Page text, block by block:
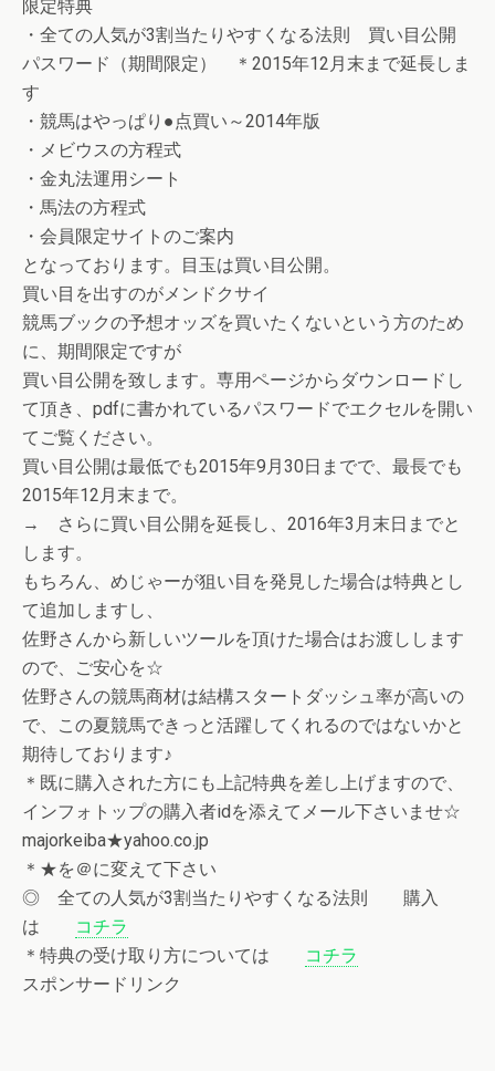
限定特典
・全ての人気が3割当たりやすくなる法則 買い目公開
パスワード（期間限定） ＊2015年12月末まで延長しま
す
・競馬はやっぱり●点買い～2014年版
・メビウスの方程式
・金丸法運用シート
・馬法の方程式
・会員限定サイトのご案内
となっております。目玉は買い目公開。
買い目を出すのがメンドクサイ
競馬ブックの予想オッズを買いたくないという方のため
に、期間限定ですが
買い目公開を致します。専用ページからダウンロードし
て頂き、pdfに書かれているパスワードでエクセルを開い
てご覧ください。
買い目公開は最低でも2015年9月30日までで、最長でも
2015年12月末まで。
→ さらに買い目公開を延長し、2016年3月末日までと
します。
もちろん、めじゃーが狙い目を発見した場合は特典とし
て追加しますし、
佐野さんから新しいツールを頂けた場合はお渡しします
ので、ご安心を☆
佐野さんの競馬商材は結構スタートダッシュ率が高いの
で、この夏競馬できっと活躍してくれるのではないかと
期待しております♪
＊既に購入された方にも上記特典を差し上げますので、
インフォトップの購入者idを添えてメール下さいませ☆
majorkeiba★yahoo.co.jp
＊★を＠に変えて下さい
◎ 全ての人気が3割当たりやすくなる法則 購入
は
コチラ
＊特典の受け取り方については
コチラ
スポンサードリンク